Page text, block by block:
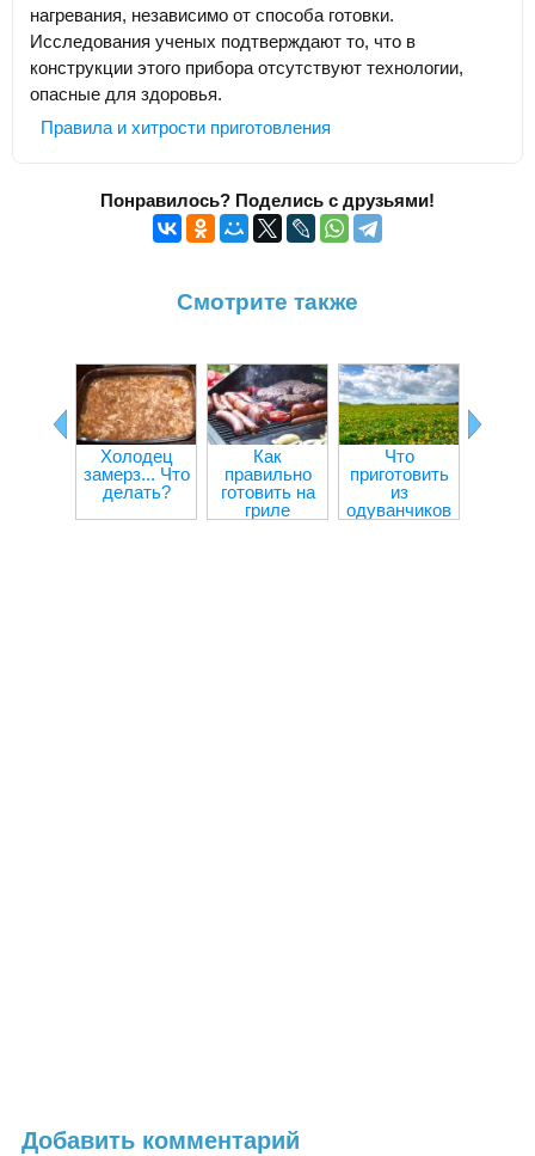
нагревания, независимо от способа готовки.
Исследования ученых подтверждают то, что в
конструкции этого прибора отсутствуют технологии,
опасные для здоровья.
Правила и хитрости приготовления
Понравилось? Поделись с друзьями!
Смотрите также
Холодец
замерз... Что
делать?
Как
правильно
готовить на
гриле
Что
приготовить
из
одуванчиков
Добавить комментарий